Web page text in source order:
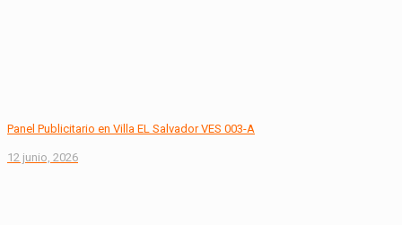
Panel Publicitario en Villa EL Salvador VES 003-A
12 junio, 2026